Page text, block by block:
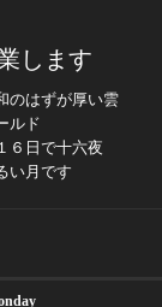
します
のはずが厚い雲
ルド
６日で十六夜
い月です